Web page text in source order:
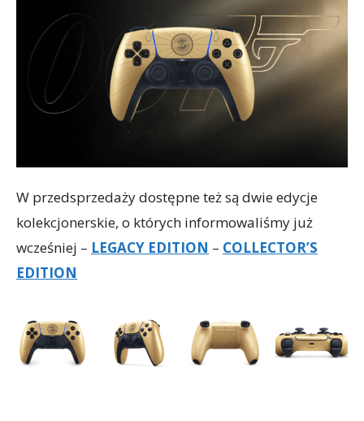
W przedsprzedaży dostępne też są dwie edycje
kolekcjonerskie, o których informowaliśmy już
wcześniej – LEGACY EDITION – COLLECTOR’S
EDITION